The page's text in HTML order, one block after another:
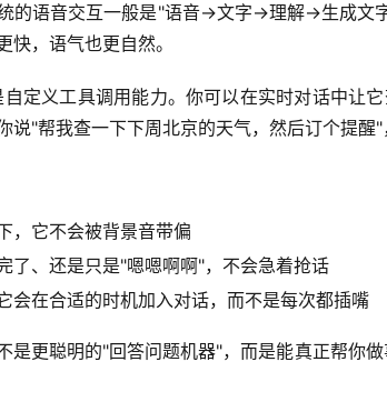
的语音交互一般是"语音→文字→理解→生成
，语气也更自然。
定义工具调用能力。你可以在实时对话中
"帮我查一下下周北京的天气，然后订个提醒"
，它不会被背景音带偏
了、还是只是"嗯嗯啊啊"，不会急着抢话
会在合适的时机加入对话，而不是每次都插嘴
是更聪明的"回答问题机器"，而是能真正帮你